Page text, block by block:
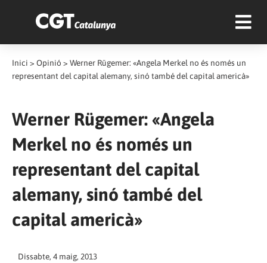
Inici > Opinió > Werner Rügemer: «Angela Merkel no és només un
representant del capital alemany, sinó també del capital americà»
Werner Rügemer: «Angela
Merkel no és només un
representant del capital
alemany, sinó també del
capital americà»
Dissabte, 4 maig, 2013